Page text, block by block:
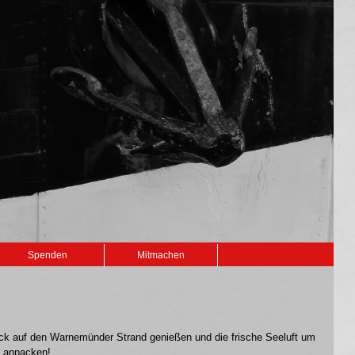
Spenden Mitmachen
auf den Warnemünder Strand genießen und die frische Seeluft um